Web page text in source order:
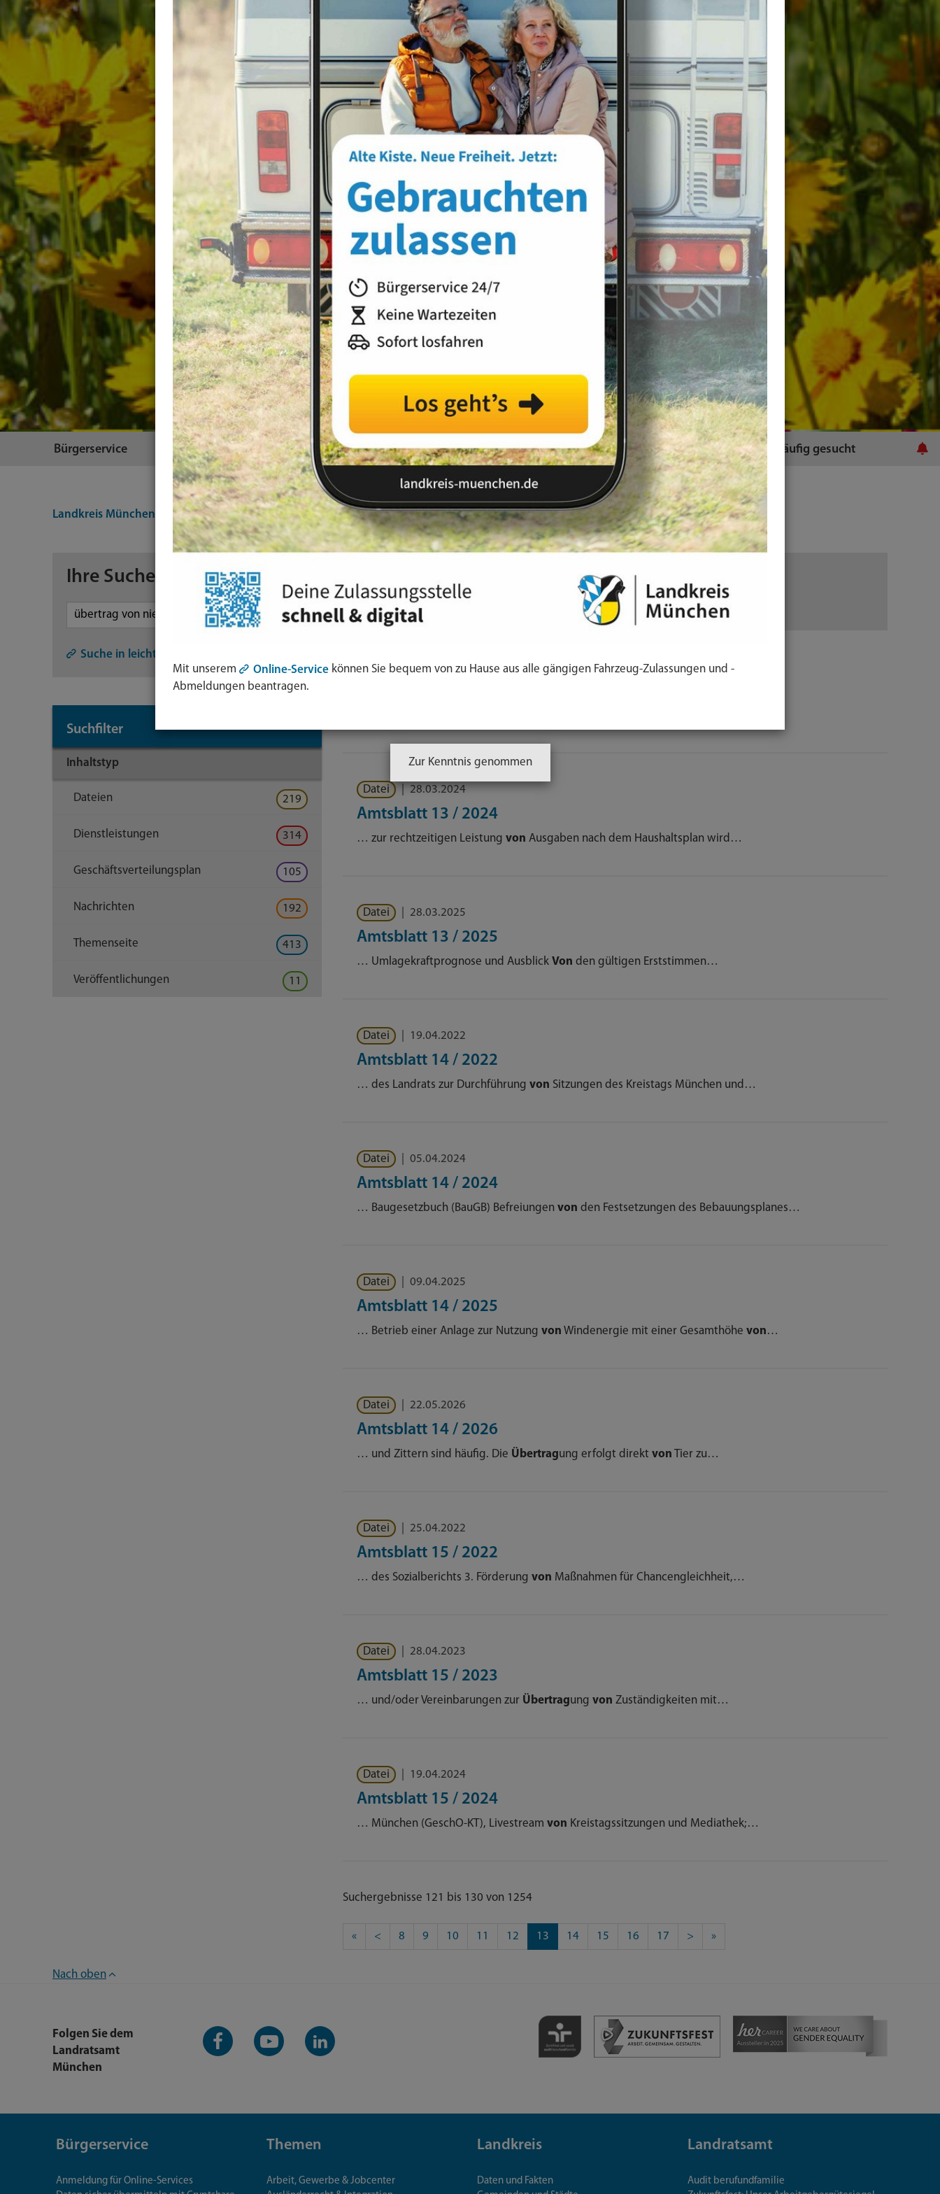
Bürgerservice Themen Landkreis Landratsamt Häufig gesucht
Landkreis München Suche
Ihre Suche
Suche
absenden
Enter-
Taste
Suche in leichter Sprache
Suchfilter
Inhaltstyp
Dateien 219
Dienstleistungen 314
Geschäftsverteilungsplan 105
Nachrichten 192
Themenseite 413
Veröffentlichungen 11
Datum
Ihre Suche ergab 1254 Treffer.
Datei |19.04.2023
Datei |28.03.2024
Amtsblatt 13 / 2024
… zur rechtzeitigen Leistung von Ausgaben nach dem Haushaltsplan wird…
Datei 28.03.2025
Amtsblatt 13 / 2025
… Umlagekraftprognose und Ausblick Von den gültigen Erststimmen…
Datei 19.04.2022
Amtsblatt 14 / 2022
… des Landrats zur Durchführung von Sitzungen des Kreistags München und…
Datei 05.04.2024
Amtsblatt 14 / 2024
… Baugesetzbuch (BauGB) Befreiungen von den Festsetzungen des Bebauungsplanes…
Datei 09.04.2025
Amtsblatt 14 / 2025
… Betrieb einer Anlage zur Nutzung von Windenergie mit einer Gesamthöhe von…
Datei 22.05.2026
Amtsblatt 14 / 2026
… und Zittern sind häufig. Die Übertragung erfolgt direkt von Tier zu…
Datei 25.04.2022
Amtsblatt 15 / 2022
… des Sozialberichts 3. Förderung von Maßnahmen für Chancengleichheit,…
Datei 28.04.2023
Amtsblatt 15 / 2023
… und/oder Vereinbarungen zur Übertragung von Zuständigkeiten mit…
Datei 19.04.2024
Amtsblatt 15 / 2024
… München (GeschO-KT), Livestream von Kreistagssitzungen und Mediathek;…
Suchergebnisse 121 bis 130 von 1254
« < 8 9 10 11 12 13 14 15 16 17 > »
Nach oben
Folgen Sie dem
Landratsamt
München
Facebook-
Seite
YouTube-
Kanal
LinkedIn-
Kanal
Bürgerservice
Anmeldung für Online-Services
Themen
Arbeit, Gewerbe & Jobcenter
Landkreis
Daten und Fakten
Landratsamt
Audit berufundfamilie
Mit unserem Online-Service können Sie bequem von zu Hause aus alle gängigen Fahrzeug-Zulassungen und -
Abmeldungen beantragen.
Zur Kenntnis genommen